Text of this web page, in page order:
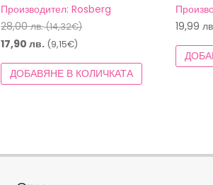
Производител: Rosberg
28,00лв.(14,32€)Original
28,00 лв.
17,90лв. (9,15€)
цена
е:
ДОБАВЯНЕ В КОЛИЧКАТА
19,99